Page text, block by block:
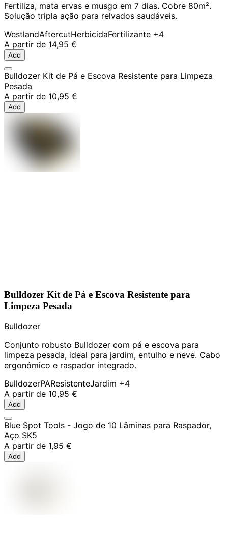
Fertiliza, mata ervas e musgo em 7 dias. Cobre 80m².
Solução tripla ação para relvados saudáveis.
WestlandAftercutHerbicidaFertilizante +4
A partir de 14,95 €
Add
Bulldozer Kit de Pá e Escova Resistente para Limpeza
Pesada
A partir de 10,95 €
Add
Bulldozer Kit de Pá e Escova Resistente para
Limpeza Pesada
Bulldozer
Conjunto robusto Bulldozer com pá e escova para
limpeza pesada, ideal para jardim, entulho e neve. Cabo
ergonómico e raspador integrado.
BulldozerPAResistenteJardim +4
A partir de 10,95 €
Add
Blue Spot Tools - Jogo de 10 Lâminas para Raspador,
Aço SK5
A partir de 1,95 €
Add